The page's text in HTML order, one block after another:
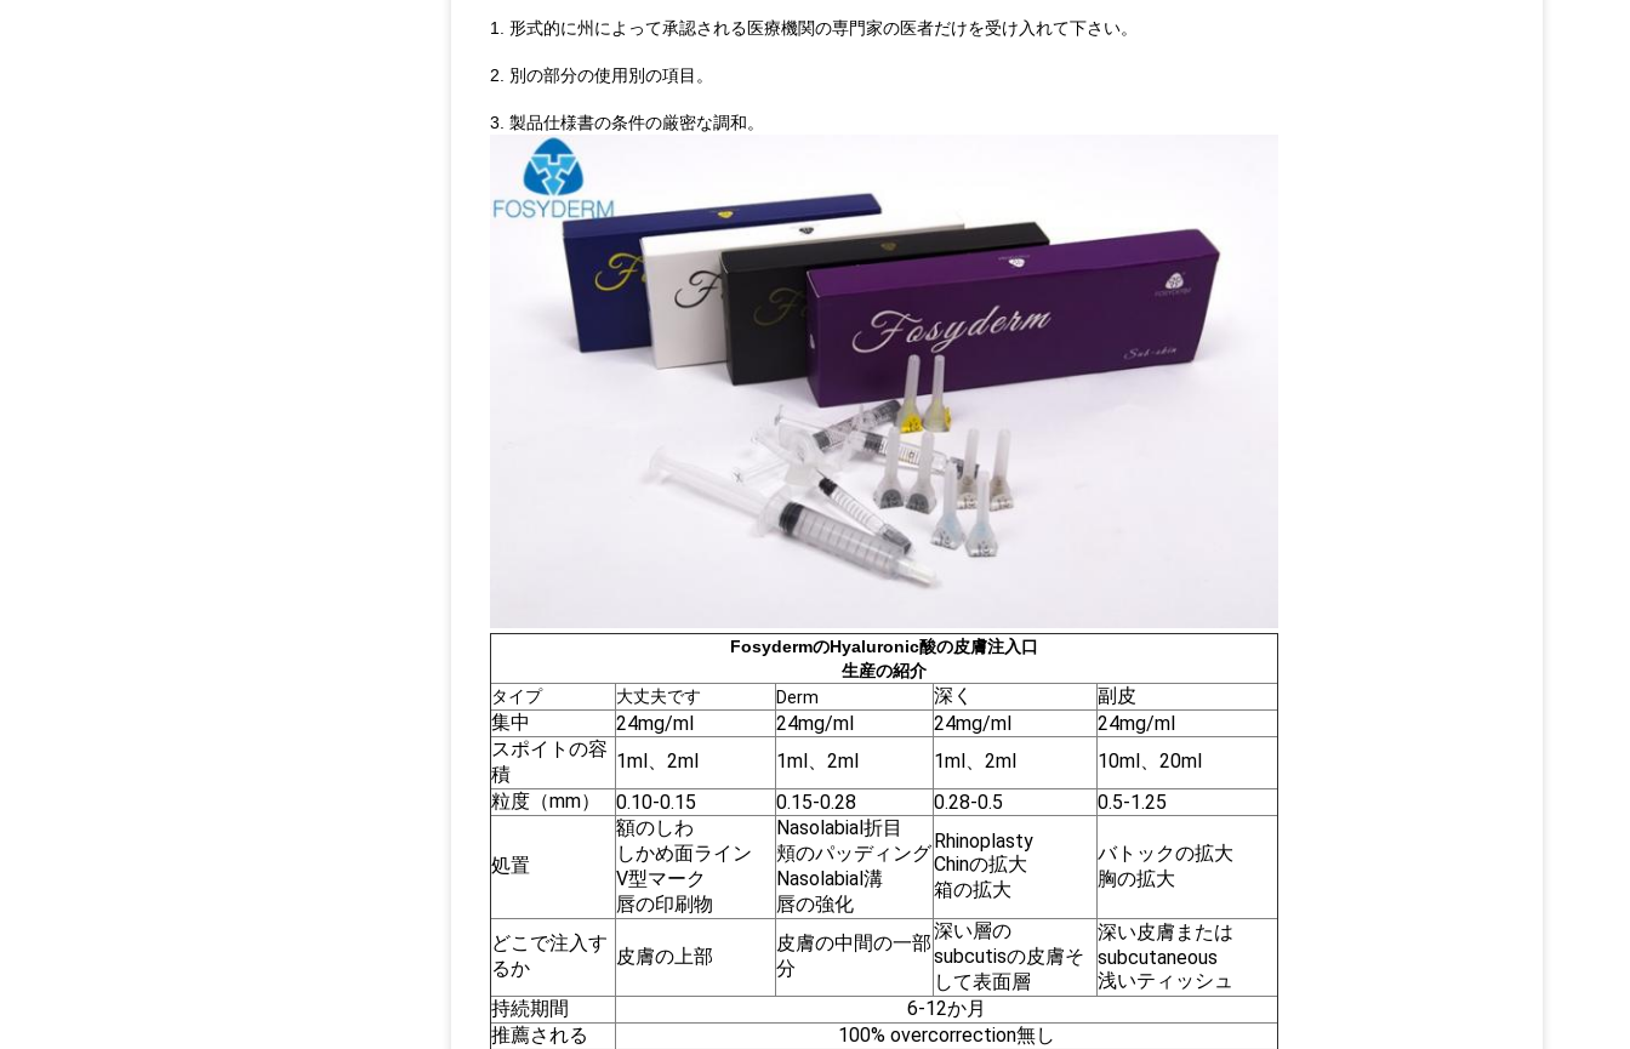
1. 形式的に州によって承認される医療機関の専門家の医者だけを受け入れて下さい。
2. 別の部分の使用別の項目。
3. 製品仕様書の条件の厳密な調和。
FosydermのHyaluronic酸の皮膚注入口
生産の紹介
タイプ
大丈夫です Derm 深く
副皮
集中
24mg/ml 24mg/ml 24mg/ml
24mg/ml
スポイトの容
積
1ml、2ml 1ml、2ml 1ml、2ml
10ml、20ml
粒度（mm）
0.10-0.15 0.15-0.28 0.28-0.5 0.5-1.25
処置
額のしわ
しかめ面ライン
V型マーク
唇の印刷物
Nasolabial折目
頬のパッディング
Nasolabial溝
唇の強化
Rhinoplasty
Chinの拡大
箱の拡大
バトックの拡大
胸の拡大
どこで注入す
るか
皮膚の上部
皮膚の中間の一部
分
深い層の
subcutisの皮膚そ
して表面層
深い皮膚または
subcutaneous
浅いティッシュ
持続期間
6-12か月
推薦される
100% overcorrection無し